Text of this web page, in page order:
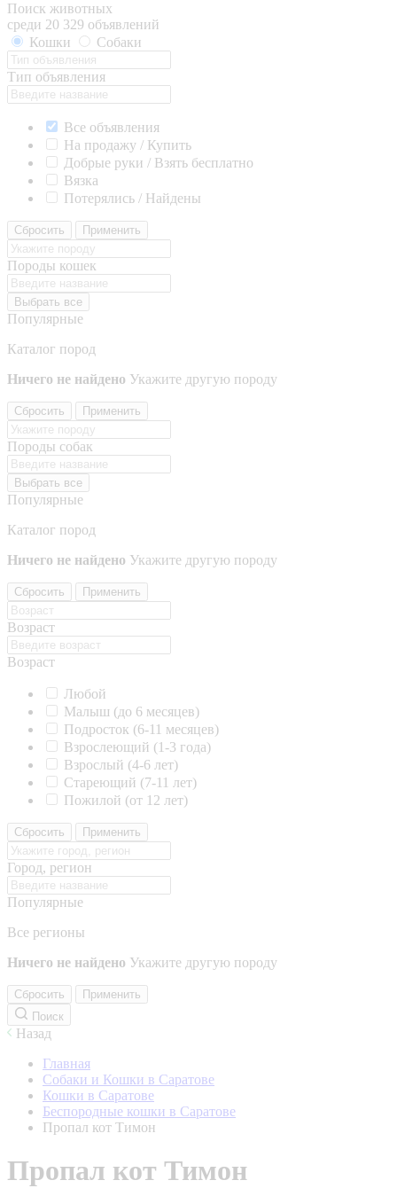
Поиск животных
среди 20 329 объявлений
Кошки
Собаки
Тип объявления
Все объявления
На продажу / Купить
Добрые руки / Взять бесплатно
Вязка
Потерялись / Найдены
Сбросить Применить
Породы кошек
Выбрать все
Популярные
Каталог пород
Ничего не найдено Укажите другую породу
Сбросить Применить
Породы собак
Выбрать все
Популярные
Каталог пород
Ничего не найдено Укажите другую породу
Сбросить Применить
Возраст
Возраст
Любой
Малыш (до 6 месяцев)
Подросток (6-11 месяцев)
Взрослеющий (1-3 года)
Взрослый (4-6 лет)
Стареющий (7-11 лет)
Пожилой (от 12 лет)
Сбросить Применить
Город, регион
Популярные
Все регионы
Ничего не найдено Укажите другую породу
Сбросить
Применить
Поиск
Назад
Главная
Собаки и Кошки в Саратове
Кошки в Саратове
Беспородные кошки в Саратове
Пропал кот Тимон
Пропал кот Тимон